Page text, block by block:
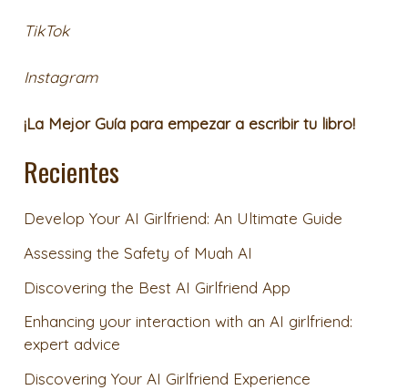
TikTok
Instagram
¡La Mejor Guía para empezar a escribir tu libro!
Recientes
Develop Your AI Girlfriend: An Ultimate Guide
Assessing the Safety of Muah AI
Discovering the Best AI Girlfriend App
Enhancing your interaction with an AI girlfriend:
expert advice
Discovering Your AI Girlfriend Experience